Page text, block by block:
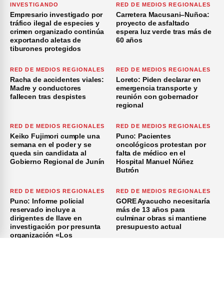
INVESTIGANDO
Empresario investigado por
tráfico ilegal de especies y
crimen organizado continúa
exportando aletas de
tiburones protegidos
RED DE MEDIOS REGIONALES
Carretera Macusani–Nuñoa:
proyecto de asfaltado
espera luz verde tras más de
60 años
RED DE MEDIOS REGIONALES
Racha de accidentes viales:
Madre y conductores
fallecen tras despistes
RED DE MEDIOS REGIONALES
Loreto: Piden declarar en
emergencia transporte y
reunión con gobernador
regional
RED DE MEDIOS REGIONALES
Keiko Fujimori cumple una
semana en el poder y se
queda sin candidata al
Gobierno Regional de Junín
RED DE MEDIOS REGIONALES
Puno: Pacientes
oncológicos protestan por
falta de médico en el
Hospital Manuel Núñez
Butrón
RED DE MEDIOS REGIONALES
Puno: Informe policial
reservado incluye a
dirigentes de Ilave en
investigación por presunta
organización «Los
RED DE MEDIOS REGIONALES
GORE Ayacucho necesitaría
más de 13 años para
culminar obras si mantiene
presupuesto actual